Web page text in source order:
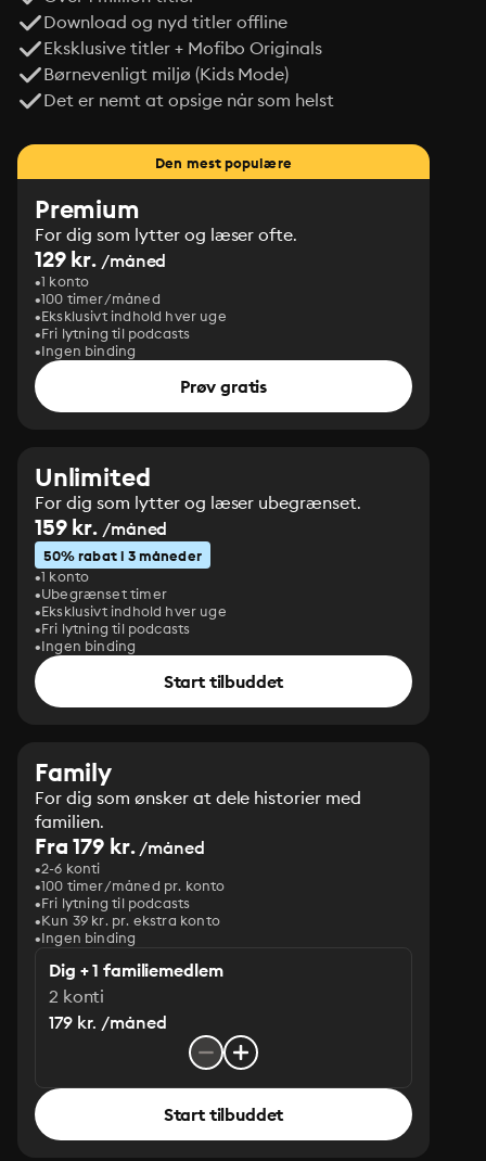
Download og nyd titler offline
Eksklusive titler + Mofibo Originals
Børnevenligt miljø (Kids Mode)
Det er nemt at opsige når som helst
Den mest populære
Premium
For dig som lytter og læser ofte.
129 kr. /måned
1 konto
100 timer/måned
Eksklusivt indhold hver uge
Fri lytning til podcasts
Ingen binding
Prøv gratis
Unlimited
For dig som lytter og læser ubegrænset.
159 kr. /måned
50% rabat i 3 måneder
1 konto
Ubegrænset timer
Eksklusivt indhold hver uge
Fri lytning til podcasts
Ingen binding
Start tilbuddet
Family
For dig som ønsker at dele historier med
familien.
Fra 179 kr./måned
2-6 konti
100 timer/måned pr. konto
Fri lytning til podcasts
Kun 39 kr. pr. ekstra konto
Ingen binding
Dig + 1 familiemedlem
2 konti
179 kr. /måned
Start tilbuddet